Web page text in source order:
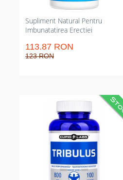
Supliment Natural Pentru
Imbunatatirea Erectiei
113.87 RON
123 RON
Adaos pe bază de Tribulus pentru
mărirea poftei și vitalității. Reduce
oboseala sexuală, stimulează
producția hormonală naturală.
Adecvat pentru cure întinse lipsit
de complicații suplimentare de
dozare. Ține nivelul de energie în
viață intimă mai sus decât
alternativele comune.